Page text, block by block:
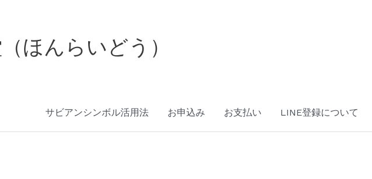
ほんらいどう）
サビアンシンボル活用法 お申込み お支払い LINE登録について